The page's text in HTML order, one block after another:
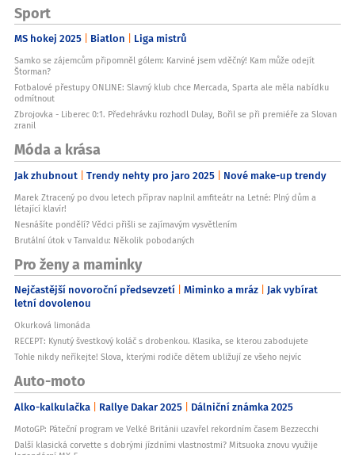
Sport
MS hokej 2025 Biatlon Liga mistrů
Samko se zájemcům připomněl gólem: Karviné jsem vděčný! Kam může odejít
Štorman?
Fotbalové přestupy ONLINE: Slavný klub chce Mercada, Sparta ale měla nabídku
odmítnout
Zbrojovka - Liberec 0:1. Předehrávku rozhodl Dulay, Bořil se při premiéře za Slovan
zranil
Móda a krása
Jak zhubnout Trendy nehty pro jaro 2025 Nové make-up trendy
Marek Ztracený po dvou letech příprav naplnil amfiteátr na Letné: Plný dům a
létající klavír!
Nesnášíte pondělí? Vědci přišli se zajímavým vysvětlením
Brutální útok v Tanvaldu: Několik pobodaných
Pro ženy a maminky
Nejčastější novoroční předsevzetí Miminko a mráz Jak vybírat
letní dovolenou
Okurková limonáda
RECEPT: Kynutý švestkový koláč s drobenkou. Klasika, se kterou zabodujete
Tohle nikdy neříkejte! Slova, kterými rodiče dětem ubližují ze všeho nejvíc
Auto-moto
Alko-kalkulačka Rallye Dakar 2025 Dálniční známka 2025
MotoGP: Páteční program ve Velké Británii uzavřel rekordním časem Bezzecchi
Další klasická corvette s dobrými jízdními vlastnostmi? Mitsuoka znovu využije